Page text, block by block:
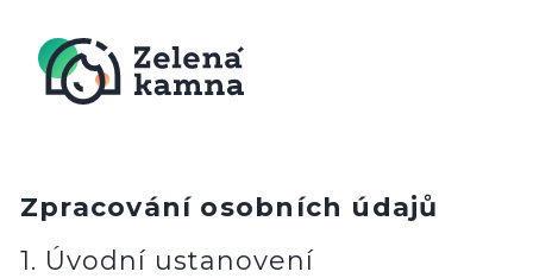
Zpracování osobních údajů
1. Úvodní ustanovení